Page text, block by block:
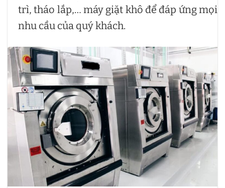
trì, tháo lắp,… máy giặt khô để đáp ứng mọi
nhu cầu của quý khách.